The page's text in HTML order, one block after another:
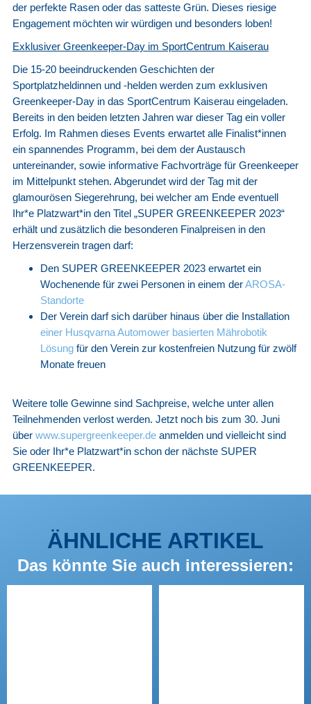
der perfekte Rasen oder das satteste Grün. Dieses riesige
Engagement möchten wir würdigen und besonders loben!
Exklusiver Greenkeeper-Day im SportCentrum Kaiserau
Die 15-20 beeindruckenden Geschichten der
Sportplatzheldinnen und -helden werden zum exklusiven
Greenkeeper-Day in das SportCentrum Kaiserau eingeladen.
Bereits in den beiden letzten Jahren war dieser Tag ein voller
Erfolg. Im Rahmen dieses Events erwartet alle Finalist*innen
ein spannendes Programm, bei dem der Austausch
untereinander, sowie informative Fachvorträge für Greenkeeper
im Mittelpunkt stehen. Abgerundet wird der Tag mit der
glamourösen Siegerehrung, bei welcher am Ende eventuell
Ihr*e Platzwart*in den Titel „SUPER GREENKEEPER 2023“
erhält und zusätzlich die besonderen Finalpreisen in den
Herzensverein tragen darf:
Den SUPER GREENKEEPER 2023 erwartet ein
Wochenende für zwei Personen in einem derAROSA-
Standorte
Der Verein darf sich darüber hinaus über die Installation
einer Husqvarna Automower basierten Mährobotik
Lösungfür den Verein zur kostenfreien Nutzung für zwölf
Monate freuen
Weitere tolle Gewinne sind Sachpreise, welche unter allen
Teilnehmenden verlost werden. Jetzt noch bis zum 30. Juni
über www.supergreenkeeper.deanmelden und vielleicht sind
Sie oder Ihr*e Platzwart*in schon der nächste SUPER
GREENKEEPER.
ÄHNLICHE ARTIKEL
Das könnte Sie auch interessieren: